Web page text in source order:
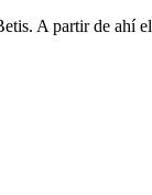
A partir de ahí